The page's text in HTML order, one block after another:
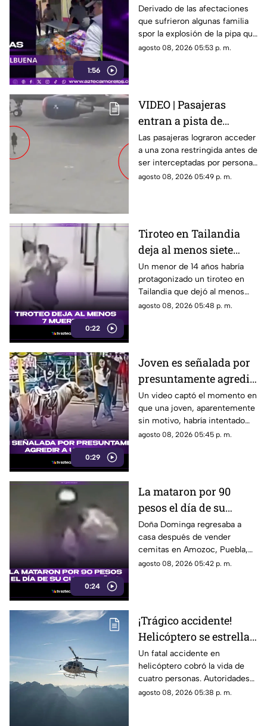
1:56
familias afectadas por
la explosión de pipa en
Cuernavaca
Derivado de las afectaciones
que sufrieron algunas familia
spor la explosión de la pipa que
transportaba gas LP,
agosto 08, 2026 05:53 p. m.
VIDEO | Pasajeras
entran a pista de
aeropuerto tras perder
su vuelo; autoridades
logran detenerlas
Las pasajeras lograron acceder
a una zona restringida antes de
ser interceptadas por personal
del aeropuerto.
agosto 08, 2026 05:49 p. m.
0:22
Tiroteo en Tailandia
deja al menos siete
muertos
Un menor de 14 años habría
protagonizado un tiroteo en
Tailandia que dejó al menos
siete personas muertas, entre
agosto 08, 2026 05:48 p. m.
0:29
Joven es señalada por
presuntamente agredir
a un pony en feria de
Pueblo Mágico
Un video captó el momento en
que una joven, aparentemente
sin motivo, habría intentado
agredir a un pequeño pony.
agosto 08, 2026 05:45 p. m.
0:24
La mataron por 90
pesos el día de su
cumpleaños; Este es el
caso de Doña Dominga
Doña Dominga regresaba a
casa después de vender
cemitas en Amozoc, Puebla,
cuando presuntamente un
agosto 08, 2026 05:42 p. m.
¡Trágico accidente!
Helicóptero se estrella
en zona boscosa y
mueren cuatro
personas
Un fatal accidente en
helicóptero cobró la vida de
cuatro personas. Autoridades
confirmaron que la aeronave
agosto 08, 2026 05:38 p. m.